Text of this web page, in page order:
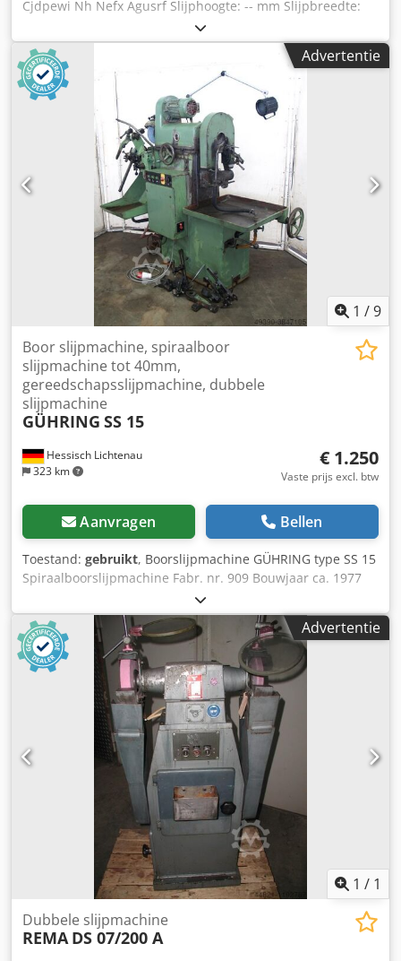
Cjdpewi Nh Nefx Agusrf Slijphoogte: -- mm Slijpbreedte:
220 mm Diameter slijpschijf: 762 mm Totaal benodigd
vermogen: 90 kW Machinegewicht ca.: 13 t
Spindelaandrijving: Slijpspindel 1: 37 kW
Spindelaandrijving: Slijpspindel 2: 37 kW Slijpmachine voor
het voorslijpen van drijfstangen Met 2 reserve
spindelmotoren *
Advertentie
1 /9
Hessisch Lichtenau
323 km
Boor slijpmachine, spiraalboor
slijpmachine tot 40mm,
gereedschapsslijpmachine, dubbele
slijpmachine
GÜHRING SS 15
€ 1.250
Vaste prijs excl. btw
Aanvragen Bellen
Toestand: gebruikt, Boorslijpmachine GÜHRING type SS 15
Spiraalboorslijpmachine Fabr. nr. 909 Bouwjaar ca. 1977
Max. boorØ: 40 mm Doorsnede slijpschijf rechts: 300 mm
Doorsnede slijpschijf links: 250 mm Csdpfxodzp Tbj Agujrf
Schijfbreedte: 40 mm Toerental slijpspindel: ca. 2800 tpm
Motorvermogen: ca. 2,2 kW Netspanning: 380 Volt, 50 Hz -
Punthoek traploos instelbaar - Uitslijpinrichting -
Tandwielmotor voor hoogte-oscillatie bij de komslijpschijf -
Diamant-africhtsteun - Diverse booropnames -
Koelmiddelinstallatie Benodigde ruimte L x B x H: 1200 x
950 x 1550 mm Gewicht: ca. 1150 kg
Advertentie
1 / 1
Dubbele slijpmachine
REMA DS 07/200 A